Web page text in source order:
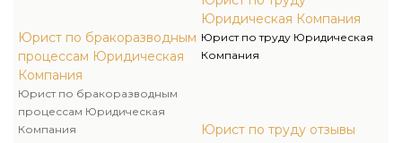
Юрист по бракоразводным
процессам Юридическая
Компания
Юрист по бракоразводным
процессам Юридическая
Компания
Юридическая Компания
Юрист по труду Юридическая
Компания
Юрист по труду отзывы